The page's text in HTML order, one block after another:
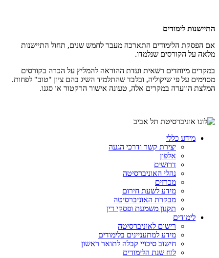
התיישנות לימודים
אם הפסקת הלימודים התארכה מעבר לחמש שנים, תחול התיישנות
מלאה על הקורסים שנלמדו.
במקרים מיוחדים רשאית ועדת ההוראה להמליץ על הכרה בקורסים
מסוימים על פי שיקוליה, ובלבד שהתלמיד השיג בהם ציון "טוב" לפחות.
המלצת הוועדה במקרים אלה, טעונה אישור הרקטור או סגנו.
מידע כללי
יצירת קשר ודרכי הגעה
אלפון
דרושים
נהלי האוניברסיטה
מכרזים
מידע לשעת חירום
מבקרת האוניברסיטה
תקנון משמעת ופסקי דין
לימודים
רישום לאוניברסיטה
מידע למתעניינים בלימודים
חישוב סיכויי קבלה לתואר ראשון
לוח שנת הלימודים